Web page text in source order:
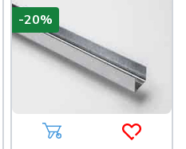
più tardiAggiungi al carrello
-20%